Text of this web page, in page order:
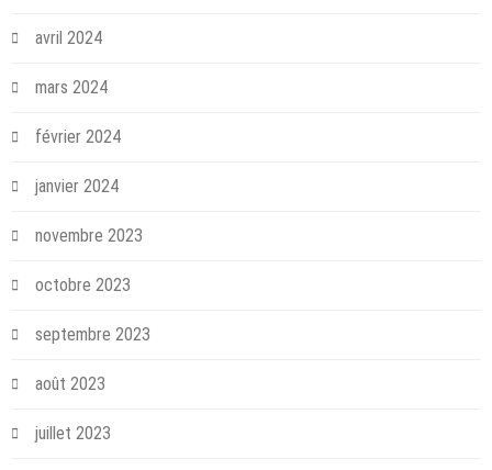
avril 2024
mars 2024
février 2024
janvier 2024
novembre 2023
octobre 2023
septembre 2023
août 2023
juillet 2023